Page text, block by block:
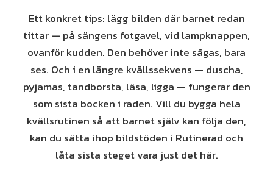
Ett konkret tips: lägg bilden där barnet redan
tittar — på sängens fotgavel, vid lampknappen,
ovanför kudden. Den behöver inte sägas, bara
ses. Och i en längre kvällssekvens — duscha,
pyjamas, tandborsta, läsa, ligga — fungerar den
som sista bocken i raden. Vill du bygga hela
kvällsrutinen så att barnet själv kan följa den,
kan du sätta ihop bildstöden i Rutinerad och
låta sista steget vara just det här.